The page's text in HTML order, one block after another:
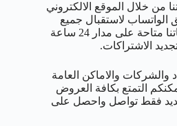
من خلال الموقع الالكتروني
الواتساب لاستقبال جميع
طلباتكم واستفساراتكم فخدماتنا متاحة على مدار 24 ساعة
الاشتراكات.
والشركات والاماكن العامة
التمتع بكافة العروض
فقط تواصل واحصل على